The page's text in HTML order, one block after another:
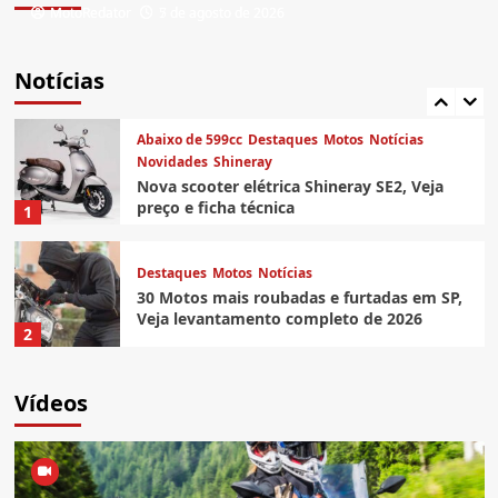
MotoRedator
MotoRedator
Notícias
5
1
Abaixo de 599cc Destaques Motos Notícias
Novidades Shineray
Nova scooter elétrica Shineray SE2, Veja
preço e ficha técnica
2
Destaques Motos Notícias
30 Motos mais roubadas e furtadas em SP,
Veja levantamento completo de 2026
3
fotos e preço da trail topo da linha
Vídeos